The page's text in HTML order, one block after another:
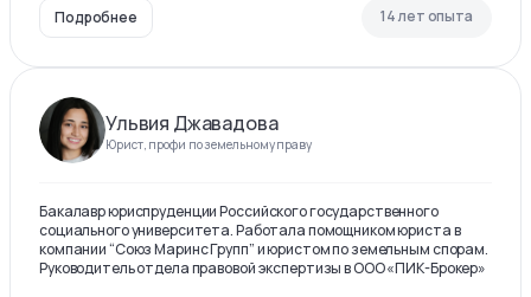
Подробнее 14 лет опыта
Ульвия Джавадова
Юрист, профи по земельному праву
Бакалавр юриспруденции Российского государственного
социального университета. Работала помощником юриста в
компании “Союз Маринс Групп” и юристом по земельным спорам.
Руководитель отдела правовой экспертизы в ООО «ПИК-Брокер»